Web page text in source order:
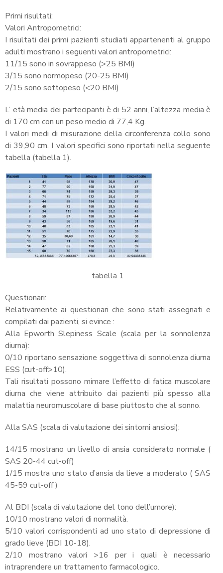
Primi risultati:
Valori Antropometrici:
I risultati dei primi pazienti studiati appartenenti al gruppo
adulti mostrano i seguenti valori antropometrici:
11/15 sono in sovrappeso (>25 BMI)
3/15 sono normopeso (20-25 BMI)
2/15 sono sottopeso (<20 BMI)
L’ età media dei partecipanti è di 52 anni, l’altezza media è
di 170 cm con un peso medio di 77,4 Kg.
I valori medi di misurazione della circonferenza collo sono
di 39,90 cm. I valori specifici sono riportati nella seguente
tabella (tabella 1).
tabella 1
Questionari:
Relativamente ai questionari che sono stati assegnati e
compilati dai pazienti, si evince :
Alla Epworth Slepiness Scale (scala per la sonnolenza
diurna):
0/10 riportano sensazione soggettiva di sonnolenza diurna
ESS (cut-off>10).
Tali risultati possono mimare l’effetto di fatica muscolare
diurna che viene attribuito dai pazienti più spesso alla
malattia neuromuscolare di base piuttosto che al sonno.
Alla SAS (scala di valutazione dei sintomi ansiosi):
14/15 mostrano un livello di ansia considerato normale (
SAS 20-44 cut-off)
1/15 mostra uno stato d’ansia da lieve a moderato ( SAS
45-59 cut-off )
Al BDI (scala di valutazione del tono dell’umore):
10/10 mostrano valori di normalità.
5/10 valori corrispondenti ad uno stato di depressione di
grado lieve (BDI 10-18).
2/10 mostrano valori >16 per i quali è necessario
intraprendere un trattamento farmacologico.